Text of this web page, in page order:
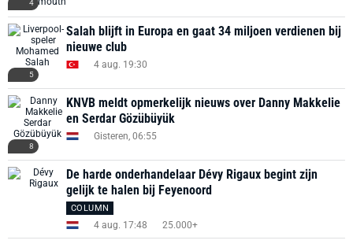
4
5
Salah blijft in Europa en gaat 34 miljoen verdienen bij
nieuwe club
4 aug. 19:30
8
KNVB meldt opmerkelijk nieuws over Danny Makkelie
en Serdar Gözübüyük
Gisteren, 06:55
De harde onderhandelaar Dévy Rigaux begint zijn
gelijk te halen bij Feyenoord
COLUMN
4 aug. 17:48 25.000+